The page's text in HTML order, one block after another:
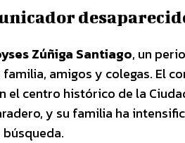
Zúñiga Santiago, un
amigos y colegas. El
el centro histórico de la
y su familia ha